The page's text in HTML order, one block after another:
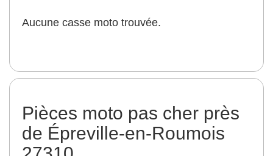
Aucune casse moto trouvée.
Pièces moto pas cher près
de Épreville-en-Roumois